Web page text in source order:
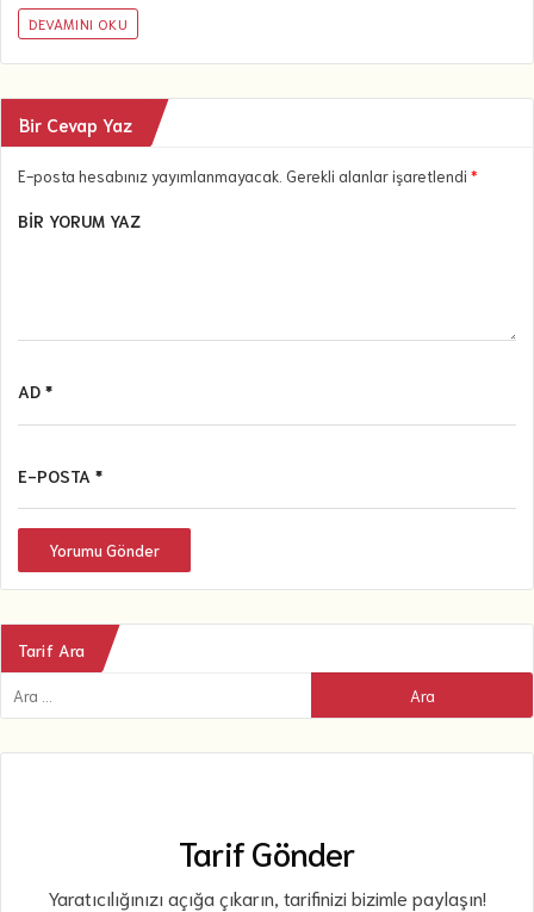
DEVAMINI OKU
Bir Cevap Yaz
E-posta hesabınız yayımlanmayacak. Gerekli alanlar işaretlendi *
BIR YORUM YAZ
AD *
E-POSTA *
Yorumu Gönder
Tarif Ara
Tarif Gönder
Yaratıcılığınızı açığa çıkarın, tarifinizi bizimle paylaşın!